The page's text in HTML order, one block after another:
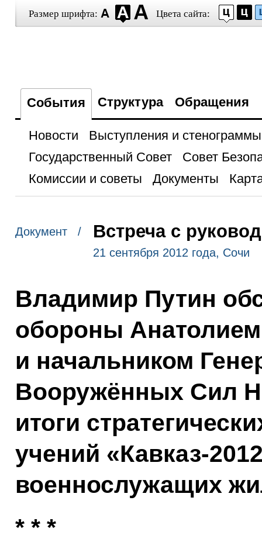
Размер шрифта: Цвета сайта:
События Структура Обращения
Новости
Выступления и стенограммы
Государственный Совет
Совет
Комиссии и советы
Документы
Документ / Встреча с
21 сентября 2012 года, Сочи
Владимир Путин
обороны
и начальником
Вооружённых Сил
итоги
учений «Кавказ-
военнослужащих
* * *